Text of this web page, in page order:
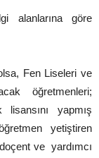
alanlarına göre
Fen Liseleri ve
öğretmenleri;
yapmış
yetiştiren
ve yardımcı